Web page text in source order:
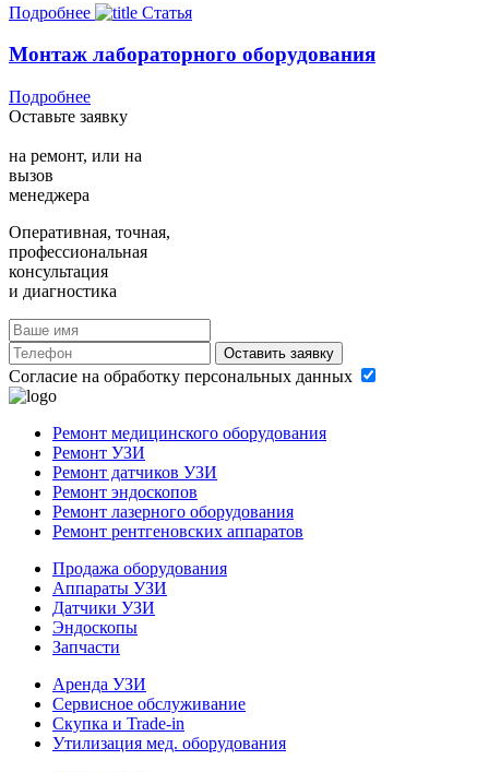
Подробнее Статья
Монтаж лабораторного оборудования
Подробнее
Оставьте заявку
на ремонт, или на
вызов
менеджера
Оперативная, точная,
профессиональная
консультация
и диагностика
Оставить заявку
Согласие на обработку персональных данных
Ремонт медицинского оборудования
Ремонт УЗИ
Ремонт датчиков УЗИ
Ремонт эндоскопов
Ремонт лазерного оборудования
Ремонт рентгеновских аппаратов
Продажа оборудования
Аппараты УЗИ
Датчики УЗИ
Эндоскопы
Запчасти
Аренда УЗИ
Сервисное обслуживание
Скупка и Trade-in
Утилизация мед. оборудования